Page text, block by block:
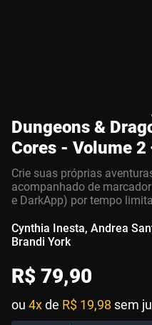
Dungeons &
Cores - Volume
Crie suas próprias
acompanhado de
e DarkApp) por tempo
Cynthia Inesta, Andrea
Brandi York
R$ 79,90
ou 4xde R$ 19,98 sem